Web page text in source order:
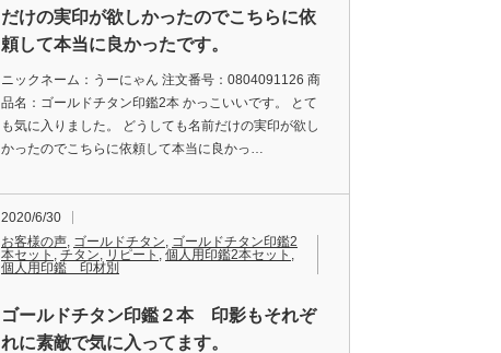
だけの実印が欲しかったのでこちらに依
頼して本当に良かったです。
ニックネーム：うーにゃん 注文番号：0804091126 商
品名：ゴールドチタン印鑑2本 かっこいいです。 とて
も気に入りました。 どうしても名前だけの実印が欲し
かったのでこちらに依頼して本当に良かっ…
2020/6/30
お客様の声, ゴールドチタン, ゴールドチタン印鑑2
本セット , チタン, リピート , 個人用印鑑2本セット ,
個人用印鑑 印材別
ゴールドチタン印鑑２本 印影もそれぞ
れに素敵で気に入ってます。